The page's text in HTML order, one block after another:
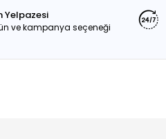
Yelpazesi
ve kampanya seçeneği